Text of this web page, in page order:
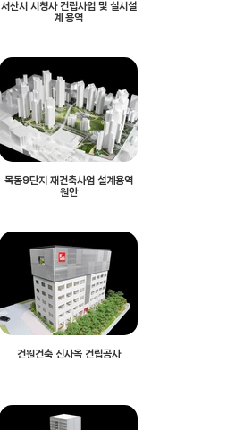
서산시 시청사 건립사업 및 실시설
계 용역
목동9단지 재건축사업 설계용역
원안
건원건축 신사옥 건립공사